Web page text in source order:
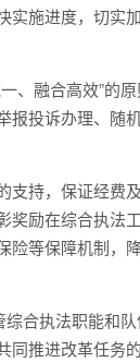
施进度，切实
、融合高效”的
投诉办理、随
支持，保证经费
奖励在综合执法
险等保障机制，
合执法职能和
推进改革任务的